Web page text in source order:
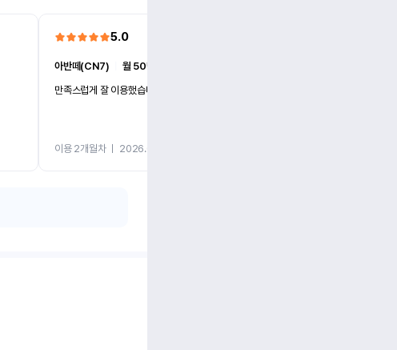
5.0
아반떼(CN7)
월 50만원 (1개월)
만족스럽게 잘 이용했습니다
이용 2개월차ㅣ 2026.07.27